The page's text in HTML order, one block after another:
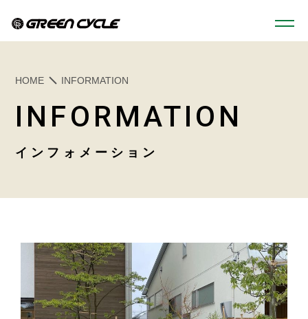
BICYCLE
自転車
MOTORCYCLE
バイク
HOME INFORMATION
INFORMATION
インフォメーション